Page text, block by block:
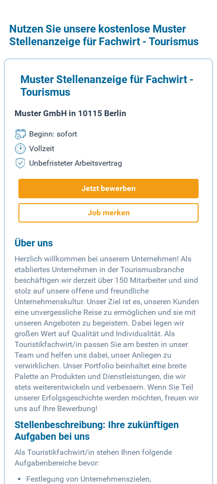
Nutzen Sie unsere kostenlose Muster
Stellenanzeige für Fachwirt - Tourismus
Muster Stellenanzeige für Fachwirt -
Tourismus
Muster GmbH in 10115 Berlin
Beginn: sofort
Vollzeit
Unbefristeter Arbeitsvertrag
Jetzt bewerben
Job merken
Über uns
Herzlich willkommen bei unserem Unternehmen! Als
etabliertes Unternehmen in der Tourismusbranche
beschäftigen wir derzeit über 150 Mitarbeiter und sind
stolz auf unsere offene und freundliche
Unternehmenskultur. Unser Ziel ist es, unseren Kunden
eine unvergessliche Reise zu ermöglichen und sie mit
unseren Angeboten zu begeistern. Dabei legen wir
großen Wert auf Qualität und Individualität. Als
Touristikfachwirt/in passen Sie am besten in unser
Team und helfen uns dabei, unser Anliegen zu
verwirklichen. Unser Portfolio beinhaltet eine breite
Palette an Produkten und Dienstleistungen, die wir
stets weiterentwickeln und verbessern. Wenn Sie Teil
unserer Erfolgsgeschichte werden möchten, freuen wir
uns auf Ihre Bewerbung!
Stellenbeschreibung: Ihre zukünftigen
Aufgaben bei uns
Als Touristikfachwirt/in stehen Ihnen folgende
Aufgabenbereiche bevor:
Festlegung von Unternehmenszielen,